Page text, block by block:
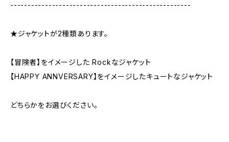
----------------------------------------------------
★ジャケットが2種類あります。
【冒険者】をイメージした Rockなジャケット
【HAPPY ANNVERSARY】をイメージしたキュートなジャケット
どちらかをお選びください。